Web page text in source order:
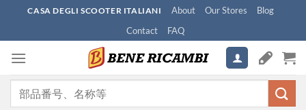
content
CASA DEGLI SCOOTER ITALIANI About Our Stores
Blog
Contact
FAQ